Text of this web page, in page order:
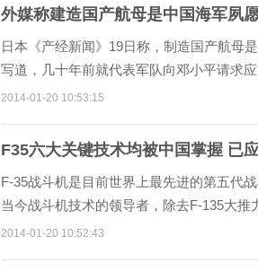
外媒称建造国产航母是中国海军夙
日本《产经新闻》19日称，制造国产航母
写道，几十年前就代表军队向邓小平请求
2014-01-20 10:53:15
F35六大关键技术均被中国掌握 已
F-35战斗机是目前世界上最先进的第五代
当今战斗机技术的领导者，除去F-135大
2014-01-20 10:52:43